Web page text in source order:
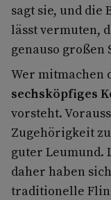
sagt sie, und
lässt vermuten,
genauso großen
Wer mitmachen
sechsköpfiges
vorsteht.
Zugehörigkeit
guter Leumund.
daher haben
traditionelle